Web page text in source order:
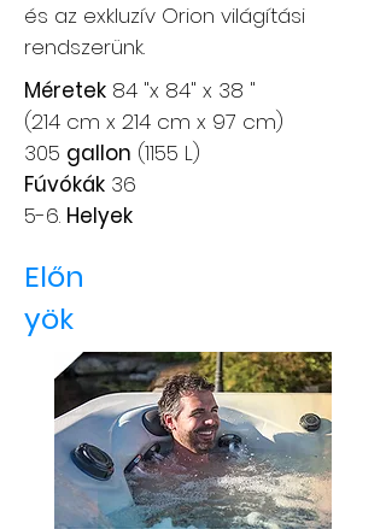
és az exkluzív Orion világítási
rendszerünk.
Méretek 84 "x 84" x 38 "
(214 cm x 214 cm x 97 cm)
305 gallon (1155 L)
Fúvókák 36
5-6. Helyek
Előn
yök